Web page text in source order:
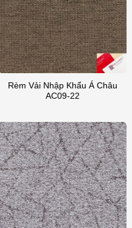
Rèm Vải Nhập Khẩu Á Châu
AC09-22